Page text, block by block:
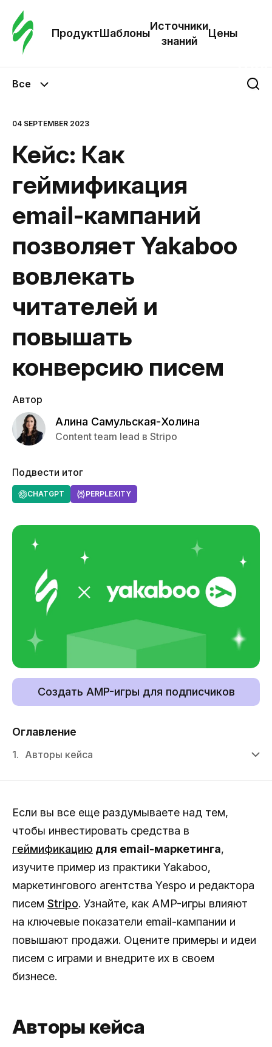
ПродуктШаблоны
Источники
знаний
Цены
Все
04 SEPTEMBER 2023
Кейс: Как
геймификация
email-кампаний
позволяет Yakaboo
вовлекать
читателей и
повышать
конверсию писем
Автор
Алина Самульская-Холина
Content team lead в Stripo
Подвести итог
CHATGPT PERPLEXITY
Создать AMP-игры для подписчиков
Оглавление
1. Авторы кейса
Если вы все еще раздумываете над тем,
чтобы инвестировать средства в
геймификацию для email-маркетинга,
изучите пример из практики Yakaboo,
маркетингового агентства Yespo и редактора
писем Stripo. Узнайте, как AMP-игры влияют
на ключевые показатели email-кампании и
повышают продажи. Оцените примеры и идеи
писем с играми и внедрите их в своем
бизнесе.
Авторы кейса